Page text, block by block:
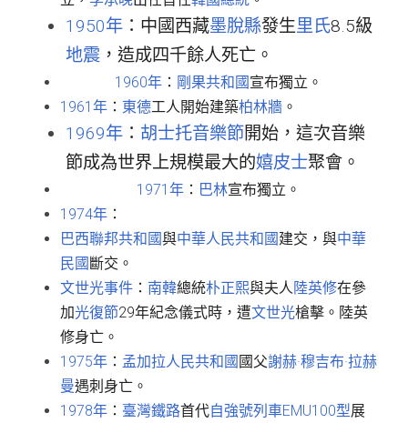
1950年 ：中國西藏墨脫縣發生里氏8.5級
地震 ，造成四千餘人死亡。
1960年 ： 剛果共和國宣布獨立。
1961年 ： 東德工人開始建築柏林牆 。
1969年 ： 胡士托音樂節開始，這次音樂
節成為世界上規模最大的嬉皮士聚會。
1971年 ： 巴林宣布獨立。
1974年 ：
巴西聯邦共和國與中華人民共和國建交，與中華
民國 斷交。
文世光事件 ： 南韓總統朴正熙與夫人陸英修在參
加光復節29年紀念儀式時，遭文世光槍擊。陸英
修身亡。
1975年 ： 孟加拉人民共和國 國父謝赫·穆吉布·拉赫
曼遇刺身亡。
1978年 ： 臺灣鐵路首代自強號列車EMU100型展